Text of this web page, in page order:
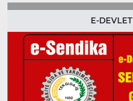
E-DEVLET